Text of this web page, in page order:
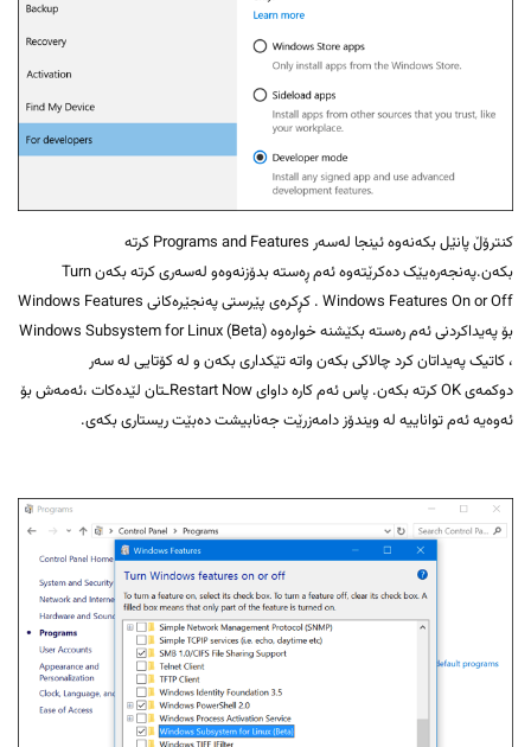
کنترۆڵ پانێل بکەنەوە ئینجا لەسەر Programs and Features کرتە
بکەن.پەنجەرەیێک دەکرێتەوە ئەم ڕەستە بدۆزنەوەو لەسەری کرتە بکەن Turn
Windows Features On or Off . کڕکرەی پێرستی پەنجێرەکانی Windows Features
بۆ پەیداکردنی ئەم رەستە بکێشنە خوارەوە (Windows Subsystem for Linux (Beta
، کاتیک پەیداتان کرد چالاکی بکەن واتە تێکداری بکەن و لە کۆتایی لە سەر
دوکمەی OK کرتە بکەن. پاس ئەم کارە داوای Restart Nowـتان لێدەکات ،ئەمەش بۆ
ئەوەیە ئەم تواناییە لە ویندۆز دامەزرێت جەنابیشت دەبێت ریستاری بکەی.